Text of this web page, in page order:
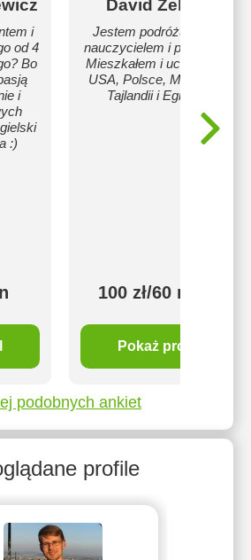
i
od 4
Bo
i
:)
David Zelnar
Jestem podróżującym
nauczycielem i pisarzem.
Mieszkałem i uczyłem w
USA, Polsce, Meksyku,
Tajlandii i Egipcie.
100 zł/60 min
Pokaż profil
podobnych ankiet
profile